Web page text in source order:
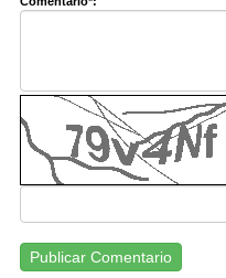
Publicar Comentario